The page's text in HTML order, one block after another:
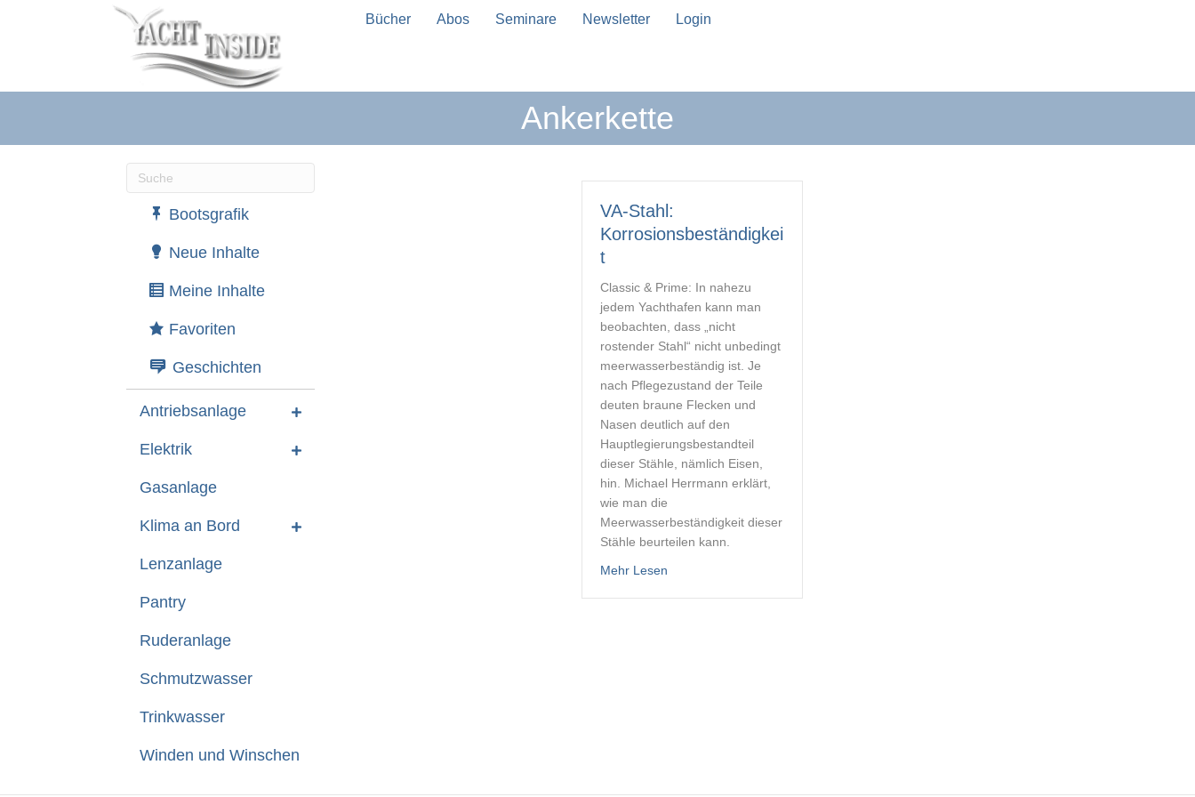
Bücher Abos Seminare Newsletter Login
Ankerkette
Wenn die Ergebnisse der automatischen Vervollständigung verfügbar sind, benutze die Pfeile nach oben und unten, um sie zu überprüfen, und die
Bootsgrafik
Neue Inhalte
Meine Inhalte
Favoriten
Geschichten
Antriebsanlage
Elektrik
Gasanlage
Klima an Bord
Lenzanlage
Pantry
Ruderanlage
Schmutzwasser
Trinkwasser
Winden und Winschen
VA-Stahl:
Korrosionsbeständigkei
t
Classic & Prime: In nahezu
jedem Yachthafen kann man
beobachten, dass „nicht
rostender Stahl“ nicht unbedingt
meerwasserbeständig ist. Je
nach Pflegezustand der Teile
deuten braune Flecken und
Nasen deutlich auf den
Hauptlegierungsbestandteil
dieser Stähle, nämlich Eisen,
hin. Michael Herrmann erklärt,
wie man die
Meerwasserbeständigkeit dieser
Stähle beurteilen kann.
Mehr Lesenabout VA-Stahl: Korrosionsbeständigkeit